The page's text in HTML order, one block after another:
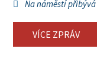
Na náměstí
VÍCE ZPRÁV